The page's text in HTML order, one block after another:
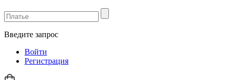
Введите запрос
Войти
Регистрация